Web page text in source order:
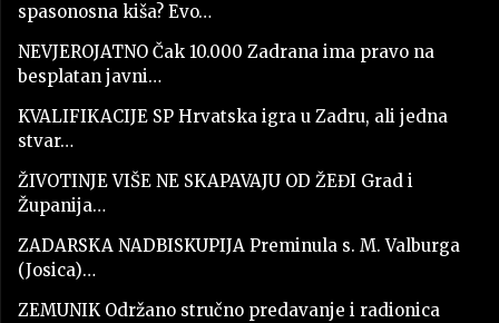
spasonosna kiša? Evo…
NEVJEROJATNO Čak 10.000 Zadrana ima pravo na
besplatan javni…
KVALIFIKACIJE SP Hrvatska igra u Zadru, ali jedna
stvar…
ŽIVOTINJE VIŠE NE SKAPAVAJU OD ŽEĐI Grad i
Županija…
ZADARSKA NADBISKUPIJA Preminula s. M. Valburga
(Josica)…
ZEMUNIK Održano stručno predavanje i radionica